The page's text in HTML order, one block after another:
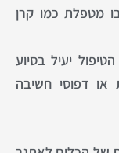
מטפלת כמו קרן
הטיפול יעיל בסיוע
או דפוסי חשיבה